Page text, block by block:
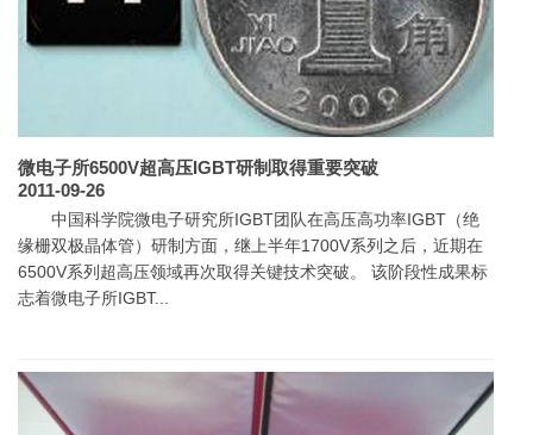
微电子所6500V超高压IGBT研制取得重要突破
2011-09-26
中国科学院微电子研究所IGBT团队在高压高功率IGBT（绝
缘栅双极晶体管）研制方面，继上半年1700V系列之后，近期在
6500V系列超高压领域再次取得关键技术突破。 该阶段性成果标
志着微电子所IGBT...